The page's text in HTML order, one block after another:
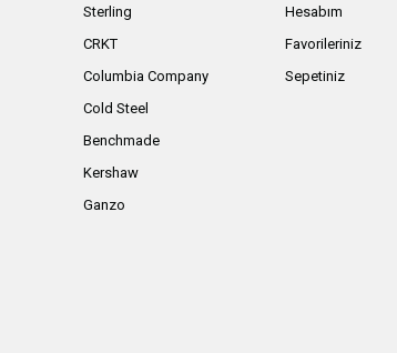
Sterling
CRKT
Columbia Company
Cold Steel
Benchmade
Kershaw
Ganzo
Hesabım
Favorileriniz
Sepetiniz